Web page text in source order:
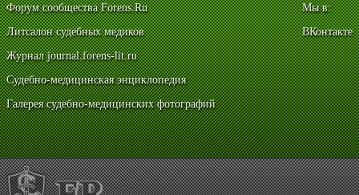
Форум сообщества Forens.Ru
Литсалон судебных медиков
Журнал journal.forens-lit.ru
Судебно-медицинская энциклопедия
Галерея судебно-медицинских фотографий
Мы в:
ВКонтакте